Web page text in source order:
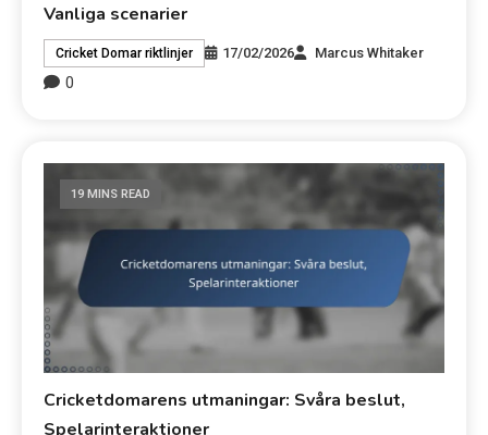
Vanliga scenarier
Cricket Domar riktlinjer 17/02/2026 Marcus Whitaker
0
19 MINS READ
Cricketdomarens utmaningar: Svåra beslut,
Spelarinteraktioner